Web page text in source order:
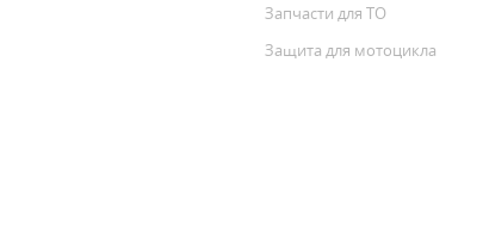
Запчасти для ТО
Защита для мотоцикла